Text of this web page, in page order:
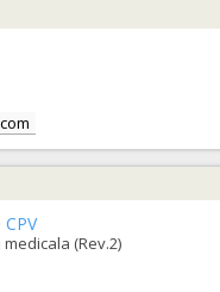
medicala (Rev.2)